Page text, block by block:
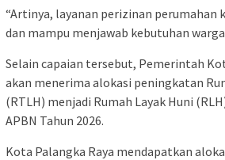
“Artinya, layanan perizinan
dan mampu menjawab kebutuhan
Selain capaian tersebut, Pemerintah
akan menerima alokasi peningkatan
(RTLH) menjadi Rumah Layak Huni
APBN Tahun 2026.
Kota Palangka Raya mendapatkan